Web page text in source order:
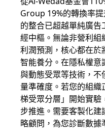
Group 19%的轉換率
的整合已超越單純廣
經中樞。無論非營利組
利潤預測，核心都在於
智能養分。在隱私權
與動態受眾等技術，不
量準確度。若您的組
梯受眾分層」開始實驗
步推進。需要客製化建
略顧問，為您診斷數據